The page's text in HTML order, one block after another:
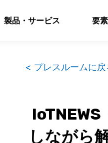
製品・サービス 要
< プレスルームに戻
しながら